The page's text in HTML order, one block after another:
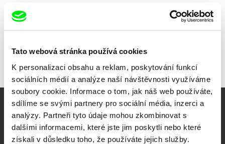
Tato webová stránka používá cookies
K personalizaci obsahu a reklam, poskytování funkcí
sociálních médií a analýze naší návštěvnosti využíváme
soubory cookie. Informace o tom, jak náš web používáte,
sdílíme se svými partnery pro sociální média, inzerci a
analýzy. Partneři tyto údaje mohou zkombinovat s
dalšími informacemi, které jste jim poskytli nebo které
získali v důsledku toho, že používáte jejich služby.
Vaše online
dokumentární kino